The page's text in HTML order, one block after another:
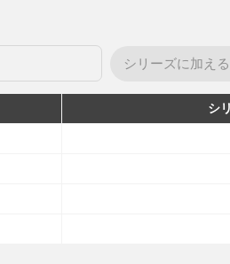
シリーズに加える
シ